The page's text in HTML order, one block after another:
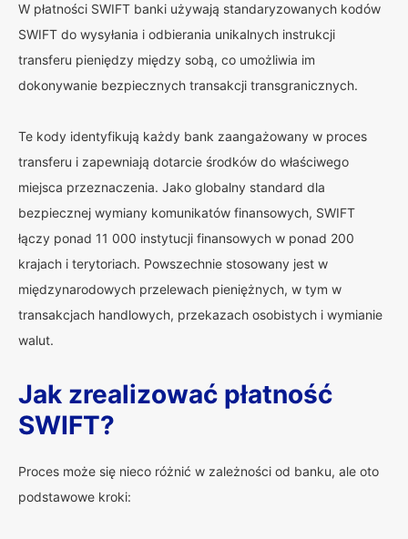
W płatności SWIFT banki używają standaryzowanych kodów
SWIFT do wysyłania i odbierania unikalnych instrukcji
transferu pieniędzy między sobą, co umożliwia im
dokonywanie bezpiecznych transakcji transgranicznych.
Te kody identyfikują każdy bank zaangażowany w proces
transferu i zapewniają dotarcie środków do właściwego
miejsca przeznaczenia. Jako globalny standard dla
bezpiecznej wymiany komunikatów finansowych, SWIFT
łączy ponad 11 000 instytucji finansowych w ponad 200
krajach i terytoriach. Powszechnie stosowany jest w
międzynarodowych przelewach pieniężnych, w tym w
transakcjach handlowych, przekazach osobistych i wymianie
walut.
Jak zrealizować płatność
SWIFT?
Proces może się nieco różnić w zależności od banku, ale oto
podstawowe kroki: